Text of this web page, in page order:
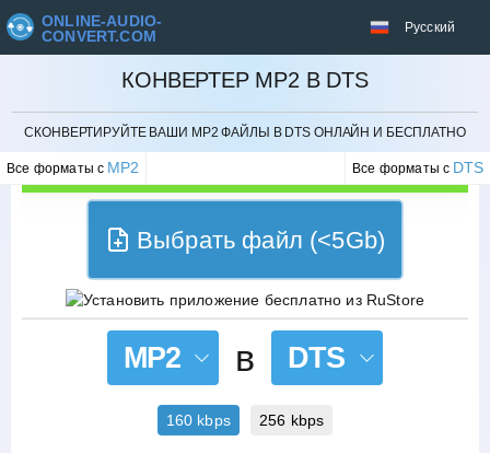
ONLINE-AUDIO-
CONVERT.COM
Русский
КОНВЕРТЕР MP2 В DTS
СКОНВЕРТИРУЙТЕ ВАШИ MP2 ФАЙЛЫ В DTS ОНЛАЙН И БЕСПЛАТНО
Все форматы с MP2 Все форматы с DTS
ОТМЕНИТЬ
Выбрать файл (<5Gb)
MP2 в DTS
160 kbps 256 kbps